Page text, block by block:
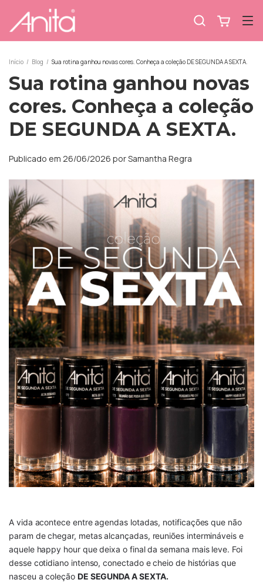
Início / Blog / Sua rotina ganhou novas cores. Conheça a coleção DE SEGUNDA A SEXTA.
Sua rotina ganhou novas
cores. Conheça a coleção
DE SEGUNDA A SEXTA.
Publicado em 26/06/2026 por Samantha Regra
A vida acontece entre agendas lotadas, notificações que não
param de chegar, metas alcançadas, reuniões intermináveis e
aquele happy hour que deixa o final da semana mais leve. Foi
desse cotidiano intenso, conectado e cheio de histórias que
nasceu a coleção DE SEGUNDA A SEXTA.